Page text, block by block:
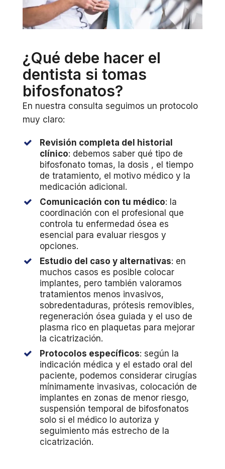
¿Qué debe hacer el
dentista si tomas
bifosfonatos?
En nuestra consulta seguimos un protocolo
muy claro:
Revisión completa del historial
clínico: debemos saber qué tipo de
bifosfonato tomas, la dosis , el tiempo
de tratamiento, el motivo médico y la
medicación adicional.
Comunicación con tu médico: la
coordinación con el profesional que
controla tu enfermedad ósea es
esencial para evaluar riesgos y
opciones.
Estudio del caso y alternativas: en
muchos casos es posible colocar
implantes, pero también valoramos
tratamientos menos invasivos,
sobredentaduras, prótesis removibles,
regeneración ósea guiada y el uso de
plasma rico en plaquetas para mejorar
la cicatrización.
Protocolos específicos: según la
indicación médica y el estado oral del
paciente, podemos considerar cirugías
mínimamente invasivas, colocación de
implantes en zonas de menor riesgo,
suspensión temporal de bifosfonatos
solo si el médico lo autoriza y
seguimiento más estrecho de la
cicatrización.